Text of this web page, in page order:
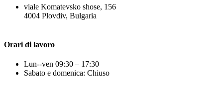
viale Komatevsko shose, 156
4004 Plovdiv, Bulgaria
Orari di lavoro
Lun--ven 09:30 – 17:30
Sabato e domenica: Chiuso